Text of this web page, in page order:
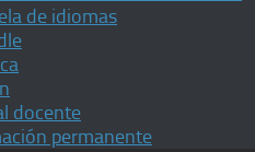
de idiomas
docente
permanente